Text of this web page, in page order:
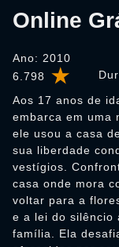
6.798
Online
Ano: 2010
Aos 17 anos de
embarca em uma
ele usou a casa
sua liberdade
vestígios.
casa onde mora
voltar para a
e a lei do silêncio
família. Ela